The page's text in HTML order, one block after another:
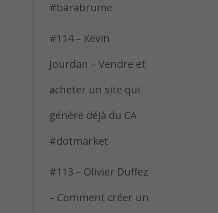
#barabrume
#114 – Kevin
Jourdan – Vendre et
acheter un site qui
génère déjà du CA
#dotmarket
#113 – Olivier Duffez
– Comment créer un